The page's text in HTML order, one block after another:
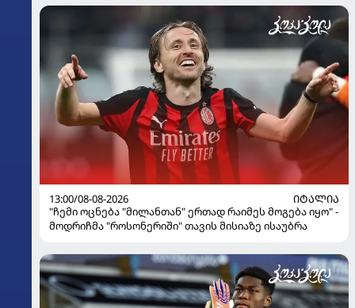
13:00/08-08-2026
ᲘᲢᲐᲚᲘᲐ
"ჩემი ოცნება "მილანთან" ერთად რაიმეს მოგება იყო" -
მოდრიჩმა "როსონერიში" თავის მისიაზე ისაუბრა